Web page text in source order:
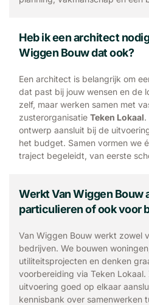
Heb ik een architect
Wiggen Bouw dat ook?
Een architect is belangrijk om
dat past bij jouw wensen en de
zelf, maar werken samen met
zusterorganisatie Teken Lokaal.
ontwerp aansluit bij de
het budget. Samen vormen we
traject begeleidt, van eerste
Werkt Van Wiggen Bouw
particulieren of ook voor
Van Wiggen Bouw werkt zowel
bedrijven. We bouwen
utiliteitsprojecten en denken
voorbereiding via Teken
uitvoering goed op elkaar
kennisbank over samenwerken